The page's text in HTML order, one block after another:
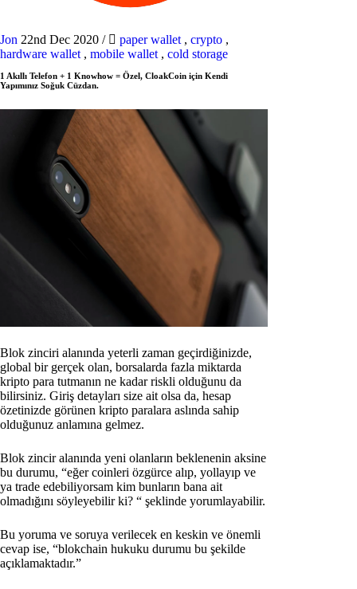
Jon 22nd Dec 2020 / paper wallet , crypto ,
hardware wallet , mobile wallet , cold storage
1 Akıllı Telefon + 1 Knowhow = Özel, CloakCoin için Kendi
Yapımınız Soğuk Cüzdan.
Blok zinciri alanında yeterli zaman geçirdiğinizde,
global bir gerçek olan, borsalarda fazla miktarda
kripto para tutmanın ne kadar riskli olduğunu da
bilirsiniz. Giriş detayları size ait olsa da, hesap
özetinizde görünen kripto paralara aslında sahip
olduğunuz anlamına gelmez.
Blok zincir alanında yeni olanların beklenenin aksine
bu durumu, “eğer coinleri özgürce alıp, yollayıp ve
ya trade edebiliyorsam kim bunların bana ait
olmadığını söyleyebilir ki? “ şeklinde yorumlayabilir.
Bu yoruma ve soruya verilecek en keskin ve önemli
cevap ise, “blokchain hukuku durumu bu şekilde
açıklamaktadır.”